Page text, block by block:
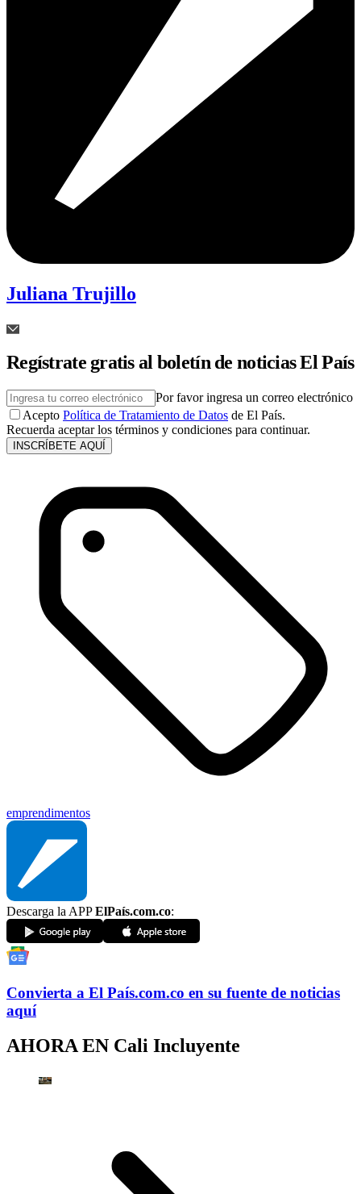
Juliana Trujillo
Regístrate gratis al boletín de noticias El País
Por favor ingresa un correo electrónico
Acepto Política de Tratamiento de Datos de El País.
Recuerda aceptar los términos y condiciones para continuar.
INSCRÍBETE AQUÍ
emprendimentos
Descarga la APPElPaís.com.co:
Convierta a El País.com.co en su fuente de noticias
aquí
AHORA EN Cali Incluyente